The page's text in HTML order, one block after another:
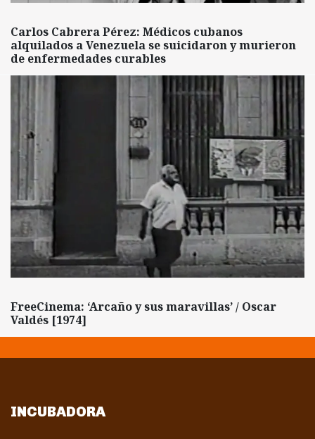
Carlos Cabrera Pérez: Médicos cubanos
alquilados a Venezuela se suicidaron y murieron
de enfermedades curables
FreeCinema: ‘Arcaño y sus maravillas’ / Oscar
Valdés [1974]
INCUBADORA